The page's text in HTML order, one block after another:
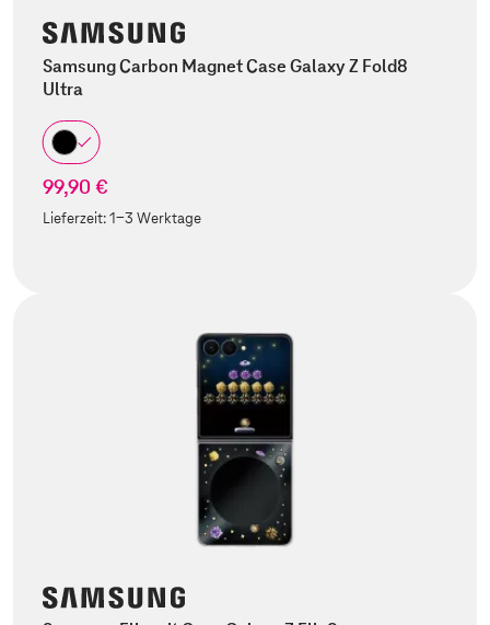
Samsung Carbon Magnet Case Galaxy Z Fold8
Ultra
99,90 €
Lieferzeit:1-3 Werktage